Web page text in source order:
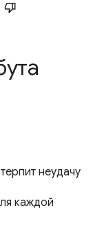
неудачу
каждой